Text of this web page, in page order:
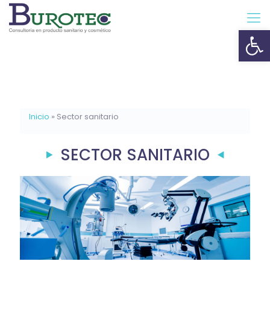
Inicio » Sector sanitario
SECTOR SANITARIO